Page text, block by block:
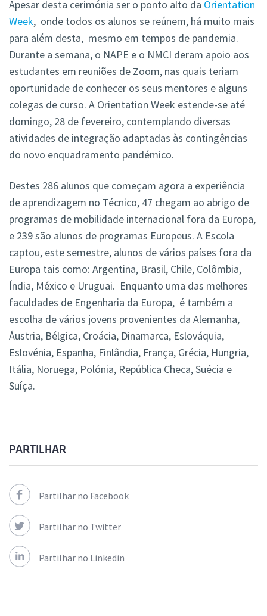
Apesar desta cerimónia ser o ponto alto da Orientation
Week, onde todos os alunos se reúnem, há muito mais
para além desta, mesmo em tempos de pandemia.
Durante a semana, o NAPE e o NMCI deram apoio aos
estudantes em reuniões de Zoom, nas quais teriam
oportunidade de conhecer os seus mentores e alguns
colegas de curso. A Orientation Week estende-se até
domingo, 28 de fevereiro, contemplando diversas
atividades de integração adaptadas às contingências
do novo enquadramento pandémico.
Destes 286 alunos que começam agora a experiência
de aprendizagem no Técnico, 47 chegam ao abrigo de
programas de mobilidade internacional fora da Europa,
e 239 são alunos de programas Europeus. A Escola
captou, este semestre, alunos de vários países fora da
Europa tais como: Argentina, Brasil, Chile, Colômbia,
Índia, México e Uruguai. Enquanto uma das melhores
faculdades de Engenharia da Europa, é também a
escolha de vários jovens provenientes da Alemanha,
Áustria, Bélgica, Croácia, Dinamarca, Eslováquia,
Eslovénia, Espanha, Finlândia, França, Grécia, Hungria,
Itália, Noruega, Polónia, República Checa, Suécia e
Suíça.
PARTILHAR
Partilhar no Facebook
Partilhar no Twitter
Partilhar no Linkedin